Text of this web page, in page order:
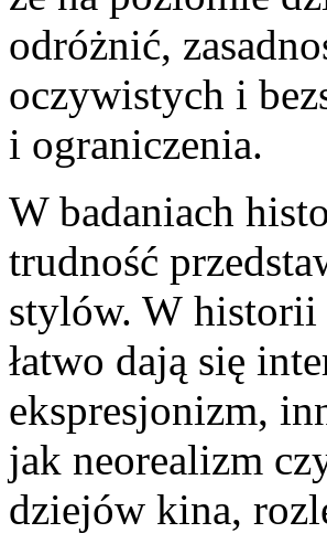
odróżnić,
oczywistych i
i ograniczenia.
W badaniach
trudność
stylów. W historii
łatwo dają się
ekspresjonizm,
jak neorealizm
dziejów kina,